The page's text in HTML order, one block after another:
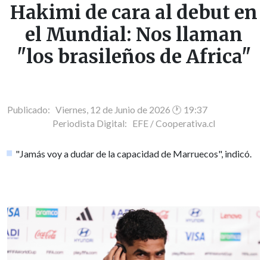
Hakimi de cara al debut en
el Mundial: Nos llaman
"los brasileños de Africa"
Publicado: Viernes, 12 de Junio de 2026 🕐 19:37
Periodista Digital: EFE / Cooperativa.cl
"Jamás voy a dudar de la capacidad de Marruecos", indicó.